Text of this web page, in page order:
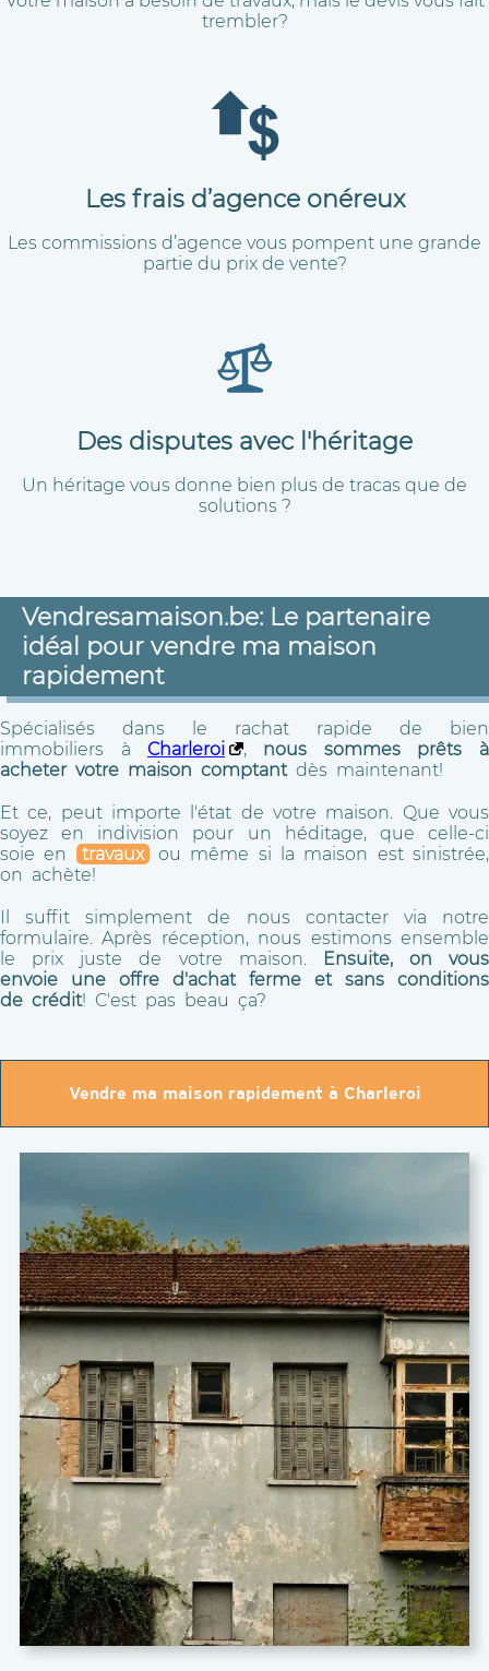
trembler?
Les frais d’agence onéreux
Les commissions d’agence vous pompent une grande
partie du prix de vente?
Des disputes avec l'héritage
Un héritage vous donne bien plus de tracas que de
solutions ?
Vendresamaison.be: Le partenaire
idéal pour vendre ma maison
rapidement
Spécialisés dans le rachat rapide de bien
immobiliers à Charleroi , nous sommes prêts à
acheter votre maison comptantdès maintenant!
Et ce, peut importe l'état de votre maison. Que vous
soyez en indivision pour un héditage, que celle-ci
soie en
travaux ou même si la maison est sinistrée,
on achète!
Il suffit simplement de nous contacter via notre
formulaire. Après réception, nous estimons ensemble
le prix juste de votre maison.
Ensuite, on vous
envoie une offre d'achat ferme et sans conditions
de crédit! C'est pas beau ça?
Vendre ma maison rapidement à Charleroi